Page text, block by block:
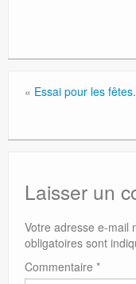
« Essai pour les fêtes.
Laisser un
Votre adresse e-mail
obligatoires sont
Commentaire *